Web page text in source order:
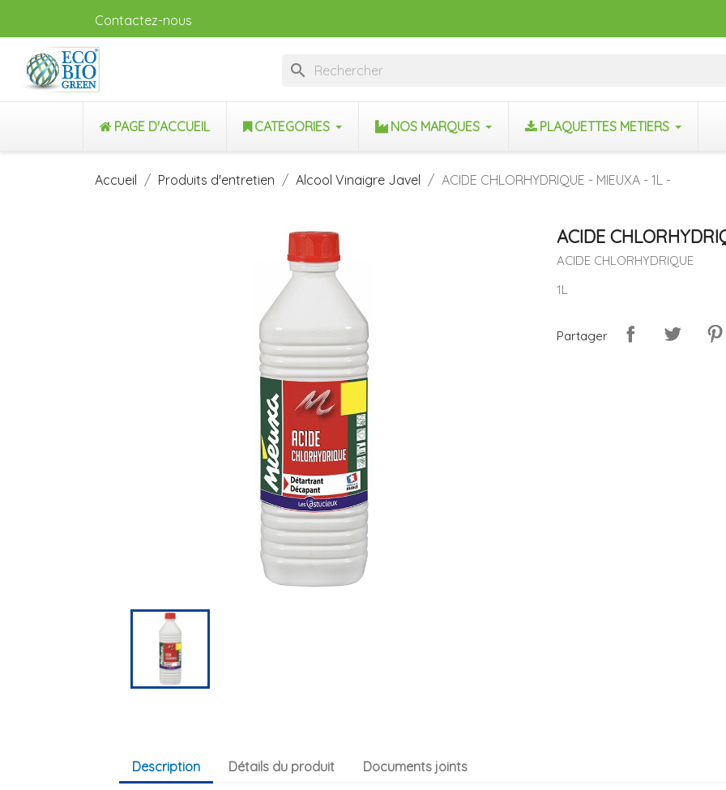
Contactez-nous
search
PAGE D'ACCUEIL CATEGORIES NOS MARQUES PLAQUETTES METIERS
Accueil Produits d'entretien Alcool Vinaigre Javel ACIDE CHLORHYDRIQUE - MIEUXA - 1L -
ACIDE
ACIDE CHLORHYDRIQUE
1L
Partager
Description Détails du produit Documents joints